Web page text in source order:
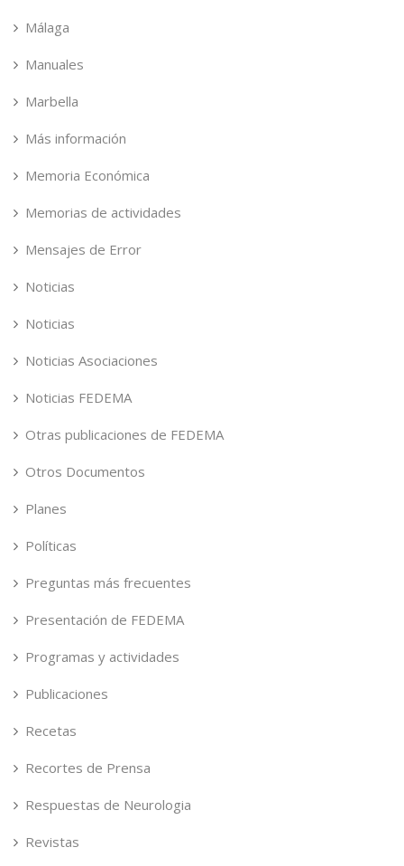
Málaga
Manuales
Marbella
Más información
Memoria Económica
Memorias de actividades
Mensajes de Error
Noticias
Noticias
Noticias Asociaciones
Noticias FEDEMA
Otras publicaciones de FEDEMA
Otros Documentos
Planes
Políticas
Preguntas más frecuentes
Presentación de FEDEMA
Programas y actividades
Publicaciones
Recetas
Recortes de Prensa
Respuestas de Neurologia
Revistas